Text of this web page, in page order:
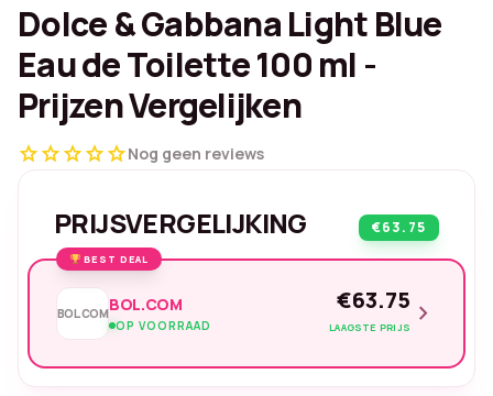
Dolce & Gabbana Light Blue
Eau de Toilette 100 ml -
Prijzen Vergelijken
starstarstarstarstarNog geen reviews
PRIJSVERGELIJKING €63.75
BEST DEAL
BOL.COMBOL.COM
OP VOORRAAD
€63.75
LAAGSTE PRIJS chevron_right